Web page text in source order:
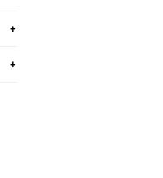
+
+